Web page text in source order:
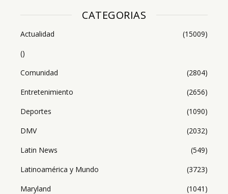
CATEGORIAS
Actualidad
(15009)
()
Comunidad
(2804)
Entretenimiento
(2656)
Deportes
(1090)
DMV
(2032)
Latin News
(549)
Latinoamérica y Mundo
(3723)
Maryland
(1041)